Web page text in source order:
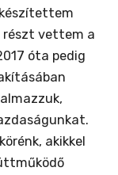
részt vettem a
óta pedig
akikkel